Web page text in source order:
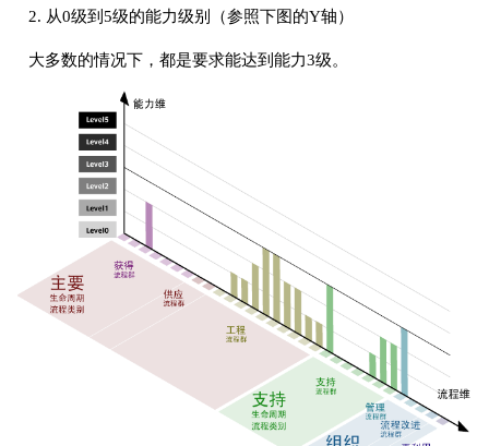
2. 从0级到5级的能力级别（参照下图的Y轴）
大多数的情况下，都是要求能达到能力3级。